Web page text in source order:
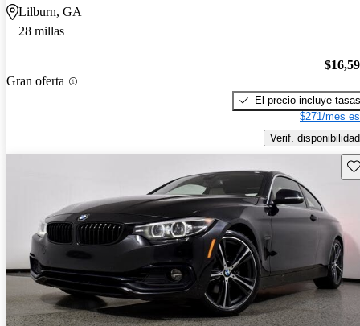
Lilburn, GA
28 millas
Gran oferta
El precio incluye tasas
$271/mes
Verif. disponibilidad